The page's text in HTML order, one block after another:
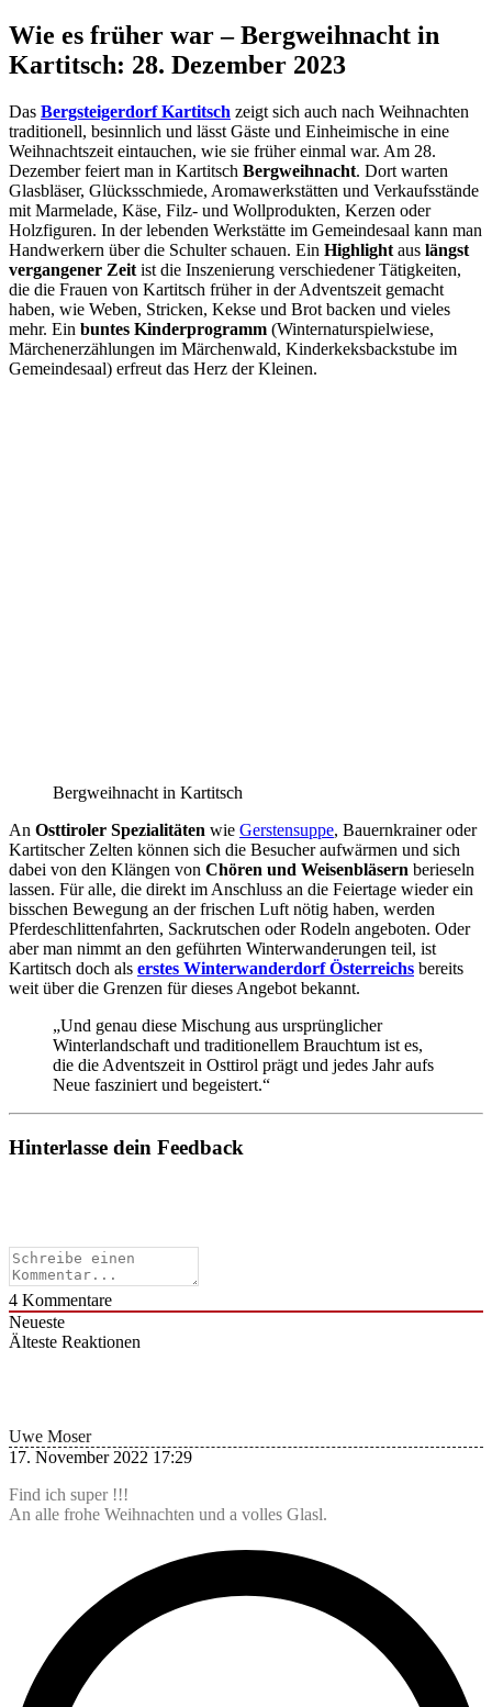
Wie es früher war – Bergweihnacht in
Kartitsch: 28. Dezember 2023
Das Bergsteigerdorf Kartitsch zeigt sich auch nach Weihnachten
traditionell, besinnlich und lässt Gäste und Einheimische in eine
Weihnachtszeit eintauchen, wie sie früher einmal war. Am 28.
Dezember feiert man in Kartitsch Bergweihnacht. Dort warten
Glasbläser, Glücksschmiede, Aromawerkstätten und Verkaufsstände
mit Marmelade, Käse, Filz- und Wollprodukten, Kerzen oder
Holzfiguren. In der lebenden Werkstätte im Gemeindesaal kann man
Handwerkern über die Schulter schauen. Ein Highlight aus längst
vergangener Zeit ist die Inszenierung verschiedener Tätigkeiten,
die die Frauen von Kartitsch früher in der Adventszeit gemacht
haben, wie Weben, Stricken, Kekse und Brot backen und vieles
mehr. Ein buntes Kinderprogramm (Winternaturspielwiese,
Märchenerzählungen im Mär­chenwald, Kinderkeksbackstube im
Gemein­desaal) erfreut das Herz der Kleinen.
Bergweihnacht in Kartitsch
An Osttiroler Spezialitäten wie Gerstensuppe, Bauernkrainer oder
Kartitscher Zelten können sich die Besucher aufwärmen und sich
dabei von den Klängen von Chören und Weisenbläsern berieseln
lassen. Für alle, die direkt im Anschluss an die Feiertage wieder ein
bisschen Bewegung an der frischen Luft nötig haben, werden
Pferdeschlittenfahrten, Sackrutschen oder Rodeln angeboten. Oder
aber man nimmt an den geführten Winterwanderungen teil, ist
Kartitsch doch als erstes Winterwanderdorf Österreichs bereits
weit über die Grenzen für dieses Angebot bekannt.
„Und genau diese Mischung aus ursprünglicher
Winterlandschaft und traditionellem Brauchtum ist es,
die die Adventszeit in Osttirol prägt und jedes Jahr aufs
Neue fasziniert und begeistert.“
Hinterlasse dein Feedback
4 Kommentare
Neueste
Älteste Reaktionen
Uwe Moser
17. November 2022 17:29
Find ich super !!!
An alle frohe Weihnachten und a volles Glasl.